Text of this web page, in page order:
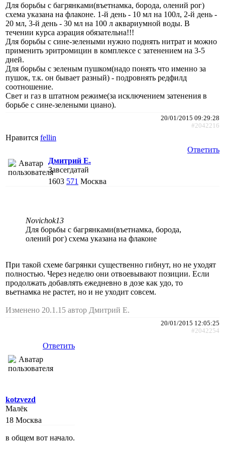
Для борьбы с багрянками(въетнамка, борода, олений рог)
схема указана на флаконе. 1-й день - 10 мл на 100л, 2-й день -
20 мл, 3-й день - 30 мл на 100 л аквариумной воды. В
течении курса аэрация обязательна!!!
Для борьбы с сине-зелеными нужно поднять нитрат и можно
применить эритромицин в комплексе с затенением на 3-5
дней.
Для борьбы с зеленым пушком(надо понять что именно за
пушок, т.к. он бывает разный) - подровнять редфилд
соотношение.
Свет и газ в штатном режиме(за исключением затенения в
борьбе с сине-зелеными циано).
20/01/2015 09:29:28
#2042216
Нравится fellin
Ответить
Дмитрий Е.
Завсегдатай
1603 571 Москва
Novichok13
Для борьбы с багрянками(въетнамка, борода,
олений рог) схема указана на флаконе
При такой схеме багрянки существенно гибнут, но не уходят
полностью. Через неделю они отвоевывают позиции. Если
продолжать добавлять ежедневно в дозе как удо, то
вьетнамка не растет, но и не уходит совсем.
Изменено 20.1.15 автор Дмитрий Е.
20/01/2015 12:05:25
#2042254
Ответить
kotzvezd
Малёк
18 Москва
в общем вот начало.